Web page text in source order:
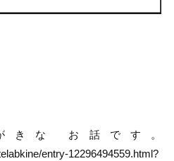
きな お話です。
entry-12296494559.html?